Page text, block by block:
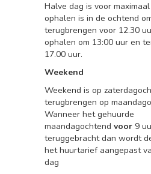
Halve dag is voor
ophalen is in de ochtend
terugbrengen voor 12.30
ophalen om 13:00 uur en
17.00 uur.
Weekend
Weekend is op
terugbrengen op
Wanneer het gehuurde
maandagochtend voor 9
teruggebracht dan wordt
het huurtarief aangepast
dag